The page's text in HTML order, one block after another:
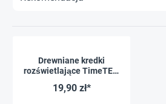
Drewniane kredki
rozświetlające TimeTEX,
kolorach
19,90 zł*